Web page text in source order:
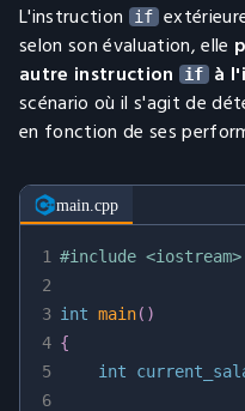
L'instruction if
selon son évaluation, elle
autre instruction
if à
scénario où il s'agit de
en fonction de ses
main.cpp
1
2
3
4
5
6
#include <iostream>
int main( )
{
int